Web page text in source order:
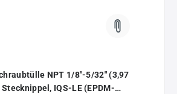
NPT 1/8"-5/32" (3,97
IQS-LE (EPDM-